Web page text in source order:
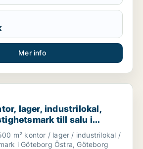
Mer info
industrilokal, klinik eller
lager, industrilokal,
till salu i
m² kontor / lager / industrilokal /
i Göteborg Östra, Göteborg